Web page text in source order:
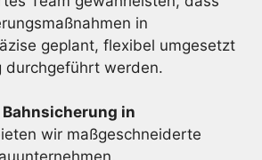
in
geplant, flexibel umgesetzt
durchgeführt werden.
Bahnsicherung in
wir maßgeschneiderte